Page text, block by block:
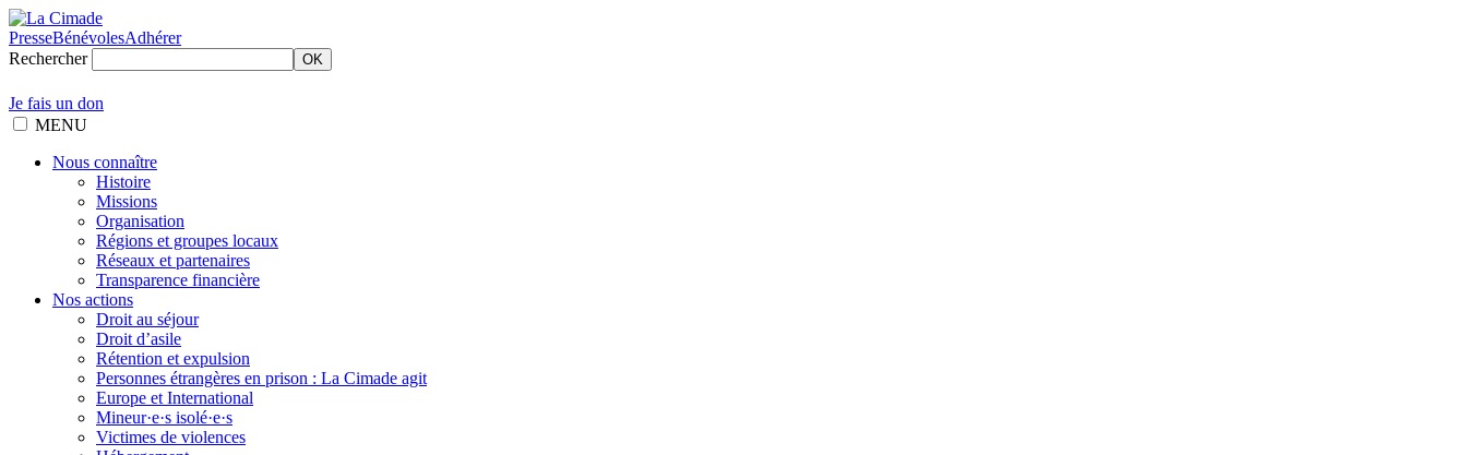
PresseBénévolesAdhérer
Rechercher
OK
Je fais un don
MENU
Nous connaître
Histoire
Missions
Organisation
Régions et groupes locaux
Réseaux et partenaires
Transparence financière
Nos actions
Droit au séjour
Droit d’asile
Rétention et expulsion
Personnes étrangères en prison : La Cimade agit
Europe et International
Mineur·e·s isolé·e·s
Victimes de violences